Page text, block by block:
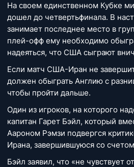
На своем единственном Кубке
дошел до четвертьфинала. В
занимает последнее место в
плей-офф ему необходимо
надеяться, что США сыграют
Если матч США-Иран не
должен обыграть Англию с
чтобы пройти дальше.
Один из игроков, на которого
капитан Гарет Бэйл, который
Аароном Рэмзи подвергся
Ирана, завершившуюся со
Бэйл заявил, что «не чувствует